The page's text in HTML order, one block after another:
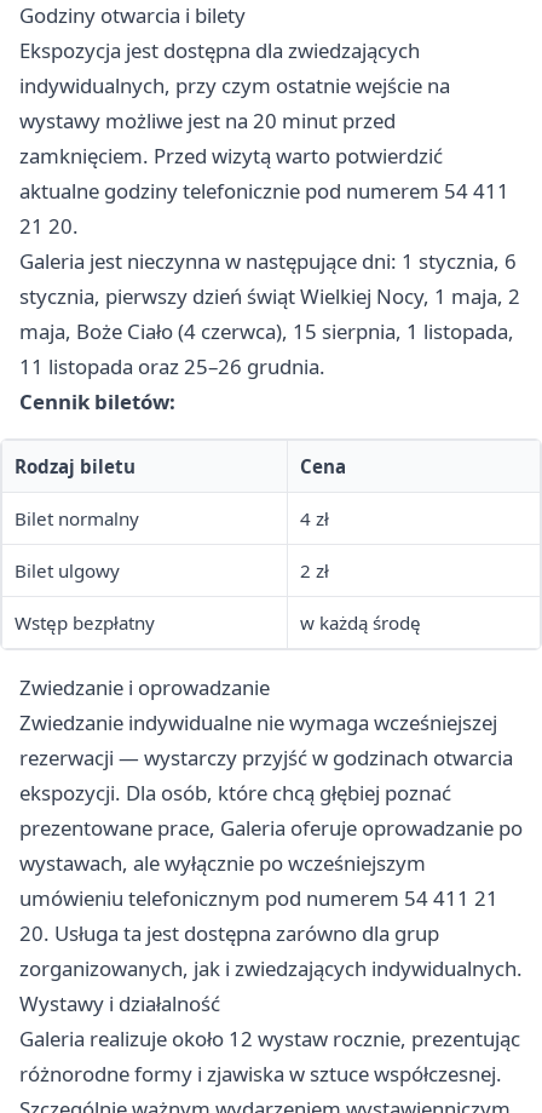
Godziny otwarcia i bilety
Ekspozycja jest dostępna dla zwiedzających
indywidualnych, przy czym ostatnie wejście na
wystawy możliwe jest na 20 minut przed
zamknięciem. Przed wizytą warto potwierdzić
aktualne godziny telefonicznie pod numerem 54 411
21 20.
Galeria jest nieczynna w następujące dni: 1 stycznia, 6
stycznia, pierwszy dzień świąt Wielkiej Nocy, 1 maja, 2
maja, Boże Ciało (4 czerwca), 15 sierpnia, 1 listopada,
11 listopada oraz 25–26 grudnia.
Cennik biletów:
Rodzaj biletu Cena
Bilet normalny 4 zł
Bilet ulgowy 2 zł
Wstęp bezpłatny w każdą środę
Zwiedzanie i oprowadzanie
Zwiedzanie indywidualne nie wymaga wcześniejszej
rezerwacji — wystarczy przyjść w godzinach otwarcia
ekspozycji. Dla osób, które chcą głębiej poznać
prezentowane prace, Galeria oferuje oprowadzanie po
wystawach, ale wyłącznie po wcześniejszym
umówieniu telefonicznym pod numerem 54 411 21
20. Usługa ta jest dostępna zarówno dla grup
zorganizowanych, jak i zwiedzających indywidualnych.
Wystawy i działalność
Galeria realizuje około 12 wystaw rocznie, prezentując
różnorodne formy i zjawiska w sztuce współczesnej.